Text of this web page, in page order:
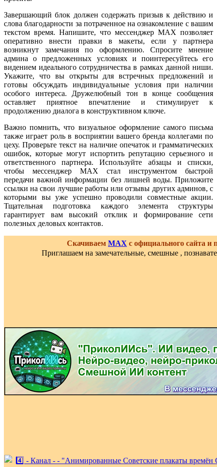
Завершающий блок должен содержать призыв к действию и
слова благодарности за потраченное на ознакомление с вашим
текстом время. Напишите, что мессенджер MAX позволяет
оперативно внести правки в макеты, если у партнера
возникнут замечания по оформлению. Спросите мнение
админа о предложенных условиях и поинтересуйтесь его
видением идеального сотрудничества в рамках данной ниши.
Укажите, что вы открыты для встречных предложений и
готовы обсуждать индивидуальные условия при наличии
особого интереса. Дружелюбный тон в конце сообщения
оставляет приятное впечатление и стимулирует к
продолжению диалога в конструктивном ключе.
Важно помнить, что визуальное оформление самого письма
также играет роль в восприятии вашего бренда коллегами по
цеху. Проверьте текст на наличие опечаток и грамматических
ошибок, которые могут испортить репутацию серьезного и
ответственного партнера. Используйте абзацы и списки,
чтобы мессенджер MAX стал инструментом быстрой
передачи важной информации без лишней воды. Приложите
ссылки на свои лучшие работы или отзывы других админов, с
которыми вы уже успешно проводили совместные акции.
Тщательная подготовка каждого элемента структуры
гарантирует вам высокий отклик и формирование сети
полезных деловых контактов.
Скачиваем MAX с официального сайта
Приглашаем на замечательные, смешные ,